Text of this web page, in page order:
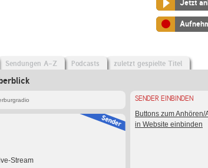
Jetzt
Sendungen A-Z Podcasts zuletzt gespielte Titel
Stream
SENDER EINBINDEN
Buttons zum Anhören/
in Website einbinden